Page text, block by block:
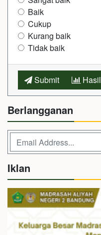
Baik
Cukup
Kurang baik
Tidak baik
Submit Hasil
Berlangganan
Iklan